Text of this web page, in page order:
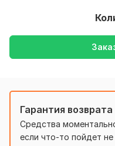
Хобби и увлечения
с Русского на
Объем услуги в кворке:
Гарантия возврата
Средства
если что-то пойдет не